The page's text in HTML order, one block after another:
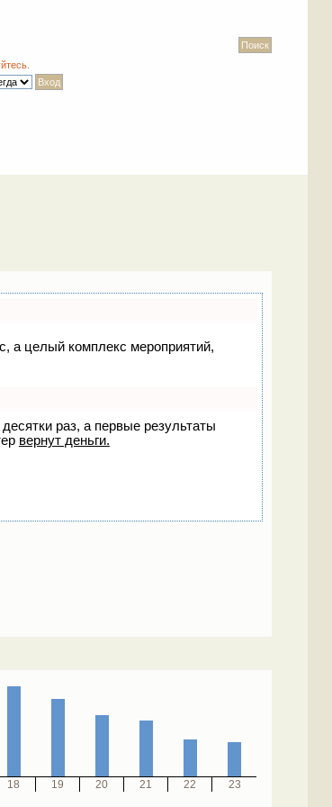
а целый комплекс мероприятий,
раз, а первые результаты
вернут деньги.
18 19 20 21 22 23